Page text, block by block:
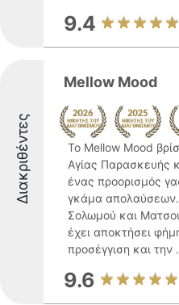
9.4
Διακριθέντες
Mellow Mood
Το Mellow Mood
Αγίας Παρασκευής
ένας προορισμός
γκάμα
Σολωμού και
έχει αποκτήσει
προσέγγιση και την
9.6